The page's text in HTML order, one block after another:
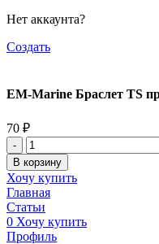
Нет аккаунта?
Создать
EM-Marine Браслет TS
70 ₽
В корзину
Хочу купить
Главная
Статьи
0 Хочу купить
Профиль